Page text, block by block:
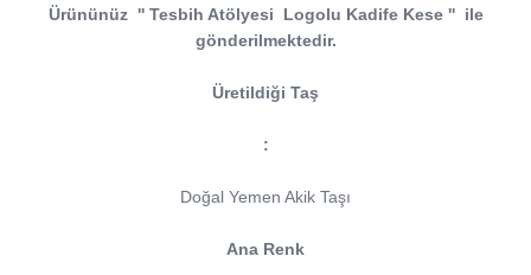
Ürününüz '' Tesbih Atölyesi Logolu Kadife Kese '' ile
gönderilmektedir.
Üretildiği Taş
:
Doğal Yemen Akik Taşı
Ana Renk